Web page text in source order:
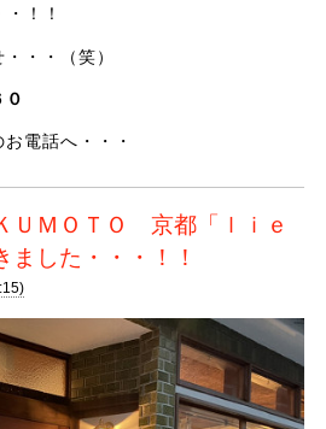
！！
・・（笑）
電話へ・・・
ＵＭＯＴＯ 京都「ｌｉｅ
ました・・・！！